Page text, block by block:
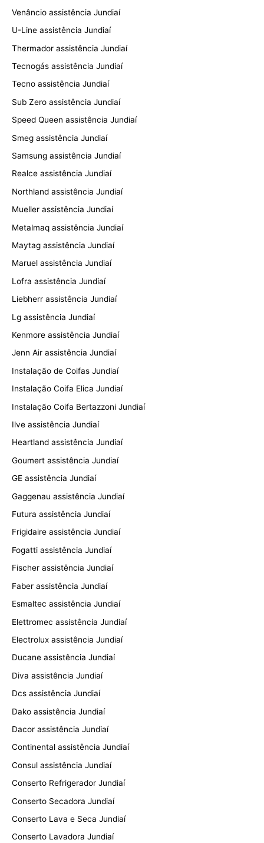
Venâncio assistência Jundiaí
U-Line assistência Jundiaí
Thermador assistência Jundiaí
Tecnogás assistência Jundiaí
Tecno assistência Jundiaí
Sub Zero assistência Jundiaí
Speed Queen assistência Jundiaí
Smeg assistência Jundiaí
Samsung assistência Jundiaí
Realce assistência Jundiaí
Northland assistência Jundiaí
Mueller assistência Jundiaí
Metalmaq assistência Jundiaí
Maytag assistência Jundiaí
Maruel assistência Jundiaí
Lofra assistência Jundiaí
Liebherr assistência Jundiaí
Lg assistência Jundiaí
Kenmore assistência Jundiaí
Jenn Air assistência Jundiaí
Instalação de Coifas Jundiaí
Instalação Coifa Elica Jundiaí
Instalação Coifa Bertazzoni Jundiaí
Ilve assistência Jundiaí
Heartland assistência Jundiaí
Goumert assistência Jundiaí
GE assistência Jundiaí
Gaggenau assistência Jundiaí
Futura assistência Jundiaí
Frigidaire assistência Jundiaí
Fogatti assistência Jundiaí
Fischer assistência Jundiaí
Faber assistência Jundiaí
Esmaltec assistência Jundiaí
Elettromec assistência Jundiaí
Electrolux assistência Jundiaí
Ducane assistência Jundiaí
Diva assistência Jundiaí
Dcs assistência Jundiaí
Dako assistência Jundiaí
Dacor assistência Jundiaí
Continental assistência Jundiaí
Consul assistência Jundiaí
Conserto Refrigerador Jundiaí
Conserto Secadora Jundiaí
Conserto Lava e Seca Jundiaí
Conserto Lavadora Jundiaí